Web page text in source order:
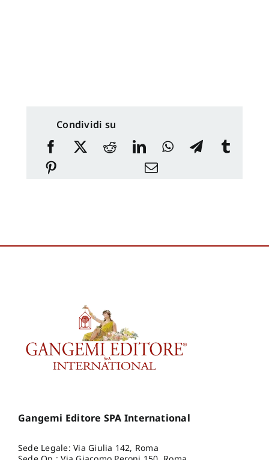
Condividi su
Gangemi Editore SPA International
Sede Legale: Via Giulia 142, Roma